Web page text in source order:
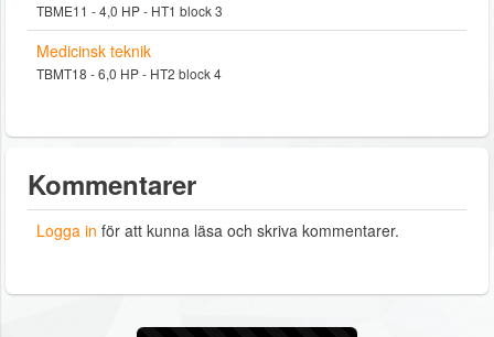
TBME11 - 4,0 HP - HT1 block 3
Medicinsk teknik
TBMT18 - 6,0 HP - HT2 block 4
Kommentarer
Logga in för att kunna läsa och skriva kommentarer.